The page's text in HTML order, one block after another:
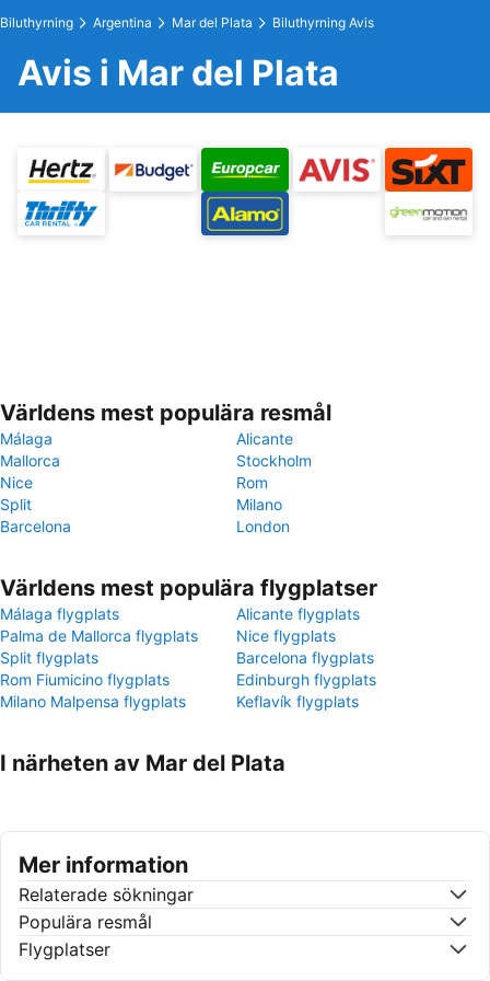
Biluthyrning Argentina Mar del Plata Biluthyrning Avis
Avis i Mar del Plata
Världens mest populära resmål
Málaga
Alicante
Mallorca
Stockholm
Nice
Rom
Split
Milano
Barcelona
London
Världens mest populära flygplatser
Málaga flygplats
Alicante flygplats
Palma de Mallorca flygplats
Nice flygplats
Split flygplats
Barcelona flygplats
Rom Fiumicino flygplats
Edinburgh flygplats
Milano Malpensa flygplats
Keflavík flygplats
I närheten av Mar del Plata
Mer information
Relaterade sökningar
Populära resmål
Flygplatser